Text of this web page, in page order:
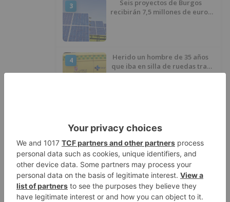
3
Seis proyectos de Burgos
recibirán 7,5 millones de euros
4
Herido un hombre de 35 años
que iba en silla de ruedas tras
ser atropellado en Burgos
"vaciado la hucha" y depende
del Ministerio para sostener las
inversiones
LO ÚLTIMO